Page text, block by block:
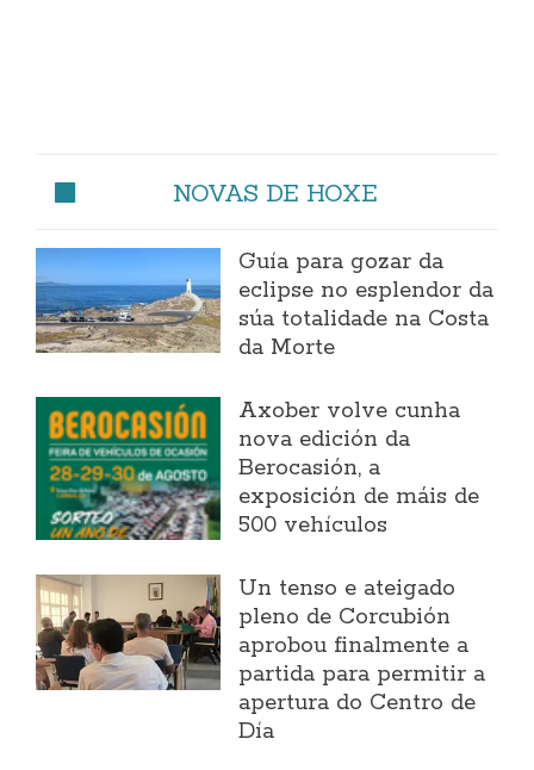
NOVAS DE HOXE
Guía para gozar da
eclipse no esplendor da
súa totalidade na Costa
da Morte
Axober volve cunha
nova edición da
Berocasión, a
exposición de máis de
500 vehículos
Un tenso e ateigado
pleno de Corcubión
aprobou finalmente a
partida para permitir a
apertura do Centro de
Día